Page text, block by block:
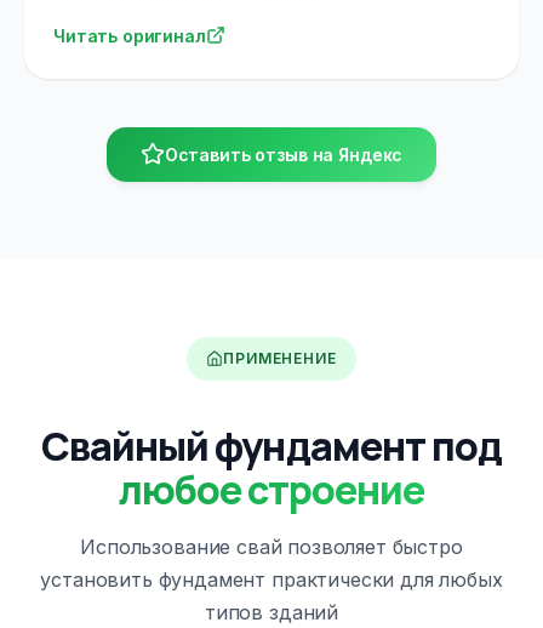
Читать оригинал
Оставить отзыв на Яндекс
ПРИМЕНЕНИЕ
Свайный фундамент под
любое строение
Использование свай позволяет быстро
установить фундамент практически для любых
типов зданий